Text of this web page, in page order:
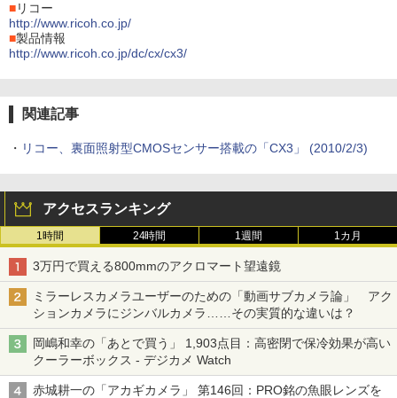
■リコー
http://www.ricoh.co.jp/
■製品情報
http://www.ricoh.co.jp/dc/cx/cx3/
関連記事
・ リコー、裏面照射型CMOSセンサー搭載の「CX3」 (2010/2/3)
アクセスランキング
1時間 24時間 1週間 1カ月
3万円で買える800mmのアクロマート望遠鏡
ミラーレスカメラユーザーのための「動画サブカメラ論」 アク
ションカメラにジンバルカメラ……その実質的な違いは？
岡嶋和幸の「あとで買う」 1,903点目：高密閉で保冷効果が高い
クーラーボックス - デジカメ Watch
赤城耕一の「アカギカメラ」 第146回：PRO銘の魚眼レンズを